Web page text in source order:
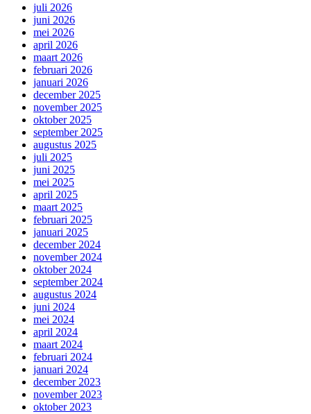
juli 2026
juni 2026
mei 2026
april 2026
maart 2026
februari 2026
januari 2026
december 2025
november 2025
oktober 2025
september 2025
augustus 2025
juli 2025
juni 2025
mei 2025
april 2025
maart 2025
februari 2025
januari 2025
december 2024
november 2024
oktober 2024
september 2024
augustus 2024
juni 2024
mei 2024
april 2024
maart 2024
februari 2024
januari 2024
december 2023
november 2023
oktober 2023